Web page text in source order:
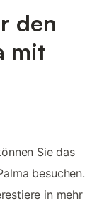
den
mit
Sie das
besuchen.
in mehr